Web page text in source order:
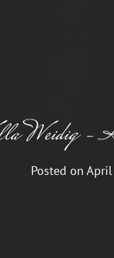
Posted on April